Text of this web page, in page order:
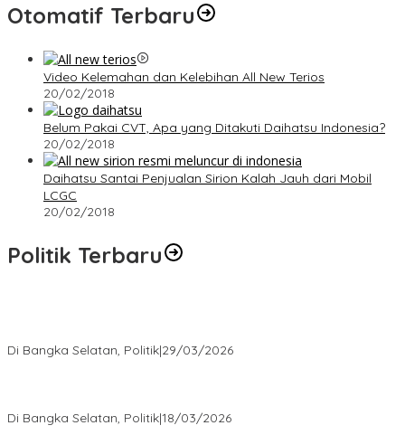
Otomatif Terbaru
Video Kelemahan dan Kelebihan All New Terios
20/02/2018
Belum Pakai CVT, Apa yang Ditakuti Daihatsu Indonesia?
20/02/2018
Daihatsu Santai Penjualan Sirion Kalah Jauh dari Mobil
LCGC
20/02/2018
Politik Terbaru
Di Bangka Selatan, Politik|29/03/2026
Di Bangka Selatan, Politik|18/03/2026